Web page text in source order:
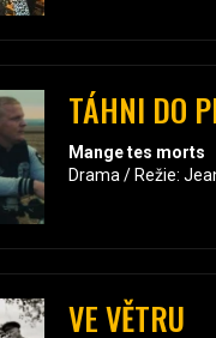
TÁHNI DO
Mange tes morts
Drama / Režie:
VE VĚTRU